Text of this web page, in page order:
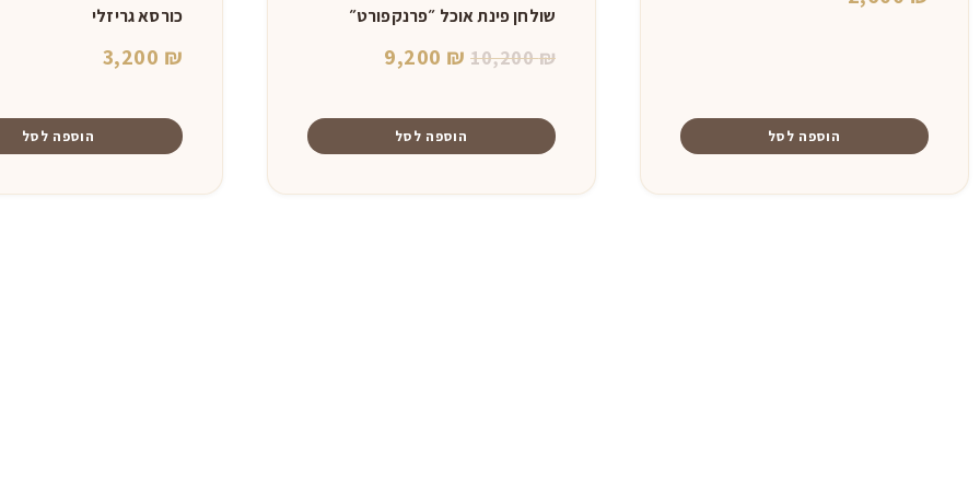
הוספה לסל
שולחן פינת אוכל ״פרנקפורט״
10,200₪
המחיר
היה:
10,200 ₪.
9,200 ₪
הוא:
9,200 ₪.
הוספה לסל
כורסא גריזלי
3,200 ₪
הוספה לסל